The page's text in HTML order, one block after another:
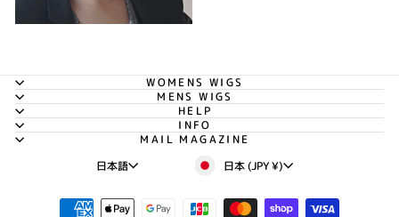
WOMENS WIGS
MENS WIGS
HELP
INFO
MAIL MAGAZINE
言
日本語 通
貨
日本 (JPY ¥)